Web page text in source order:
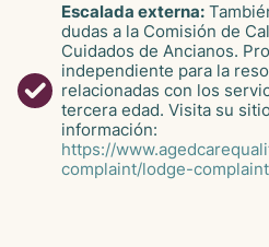
Escalada externa:
dudas a la Comisión de
Cuidados de Ancianos.
independiente para la
relacionadas con los
tercera edad. Visita su
información:
https://
complaint/lodge-complaint